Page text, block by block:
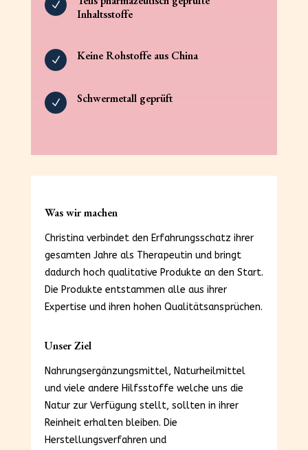
N
Inhaltsstoffe
N Keine Rohstoffe aus China
N Schwermetall geprüft
Was wir machen
Christina verbindet den Erfahrungsschatz ihrer
gesamten Jahre als Therapeutin und bringt
dadurch hoch qualitative Produkte an den Start.
Die Produkte entstammen alle aus ihrer
Expertise und ihren hohen Qualitätsansprüchen.
Unser Ziel
Nahrungsergänzungsmittel, Naturheilmittel
und viele andere Hilfsstoffe welche uns die
Natur zur Verfügung stellt, sollten in ihrer
Reinheit erhalten bleiben. Die
Herstellungsverfahren und